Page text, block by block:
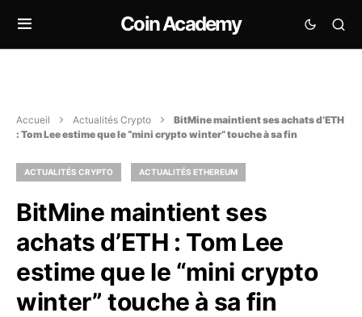
Coin Academy
Accueil Actualités Crypto
BitMine maintient ses achats d’ETH
: Tom Lee estime que le “mini crypto winter” touche à sa fin
ACTUALITÉS CRYPTO ACTUALITÉS ETHEREUM
BitMine maintient ses
achats d’ETH : Tom Lee
estime que le “mini crypto
winter” touche à sa fin